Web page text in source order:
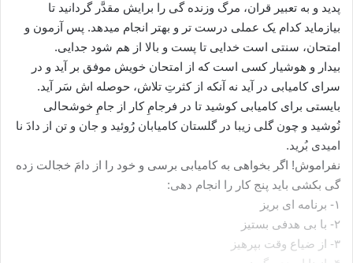
پدید و به تعبیر قران، مرگ وزنده گی را برایش مقدَّر گردانید تا
بیازماید کدام یک عملی درست تر و بهتر انجام میدهد. پس آزمون و
امتحان، سنتی است خدایی تا پست و بالا از هم شود جدایی.
بیدار و هوشیار کسی است که از امتحان خویش موفق بر آید و در
سرای کامیابی در آید نه آنکه از کثرتِ تلاش، حوصله اش سَر آید.
بایستی برای کامیابی کوشید تا در فرجامِ کار از جامِ خوشحالی
نُوشید و چون گلی زیبا در گلستان کامیابان رُوئید و جان و تن از دادَ نا
امیدی بُرید.
نفراموش! اگر بخواهی به کامیابی برسی و خود را از دامَ خجالت زده
گی بکشی باید پنج کار را انجام دهی:
۱- برنامه ای بریز
۲- با بی هدفی بستیز
۳- از ضیاع وقت بپرهیز